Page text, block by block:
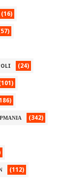
(16)
(24)
(342)
(112)